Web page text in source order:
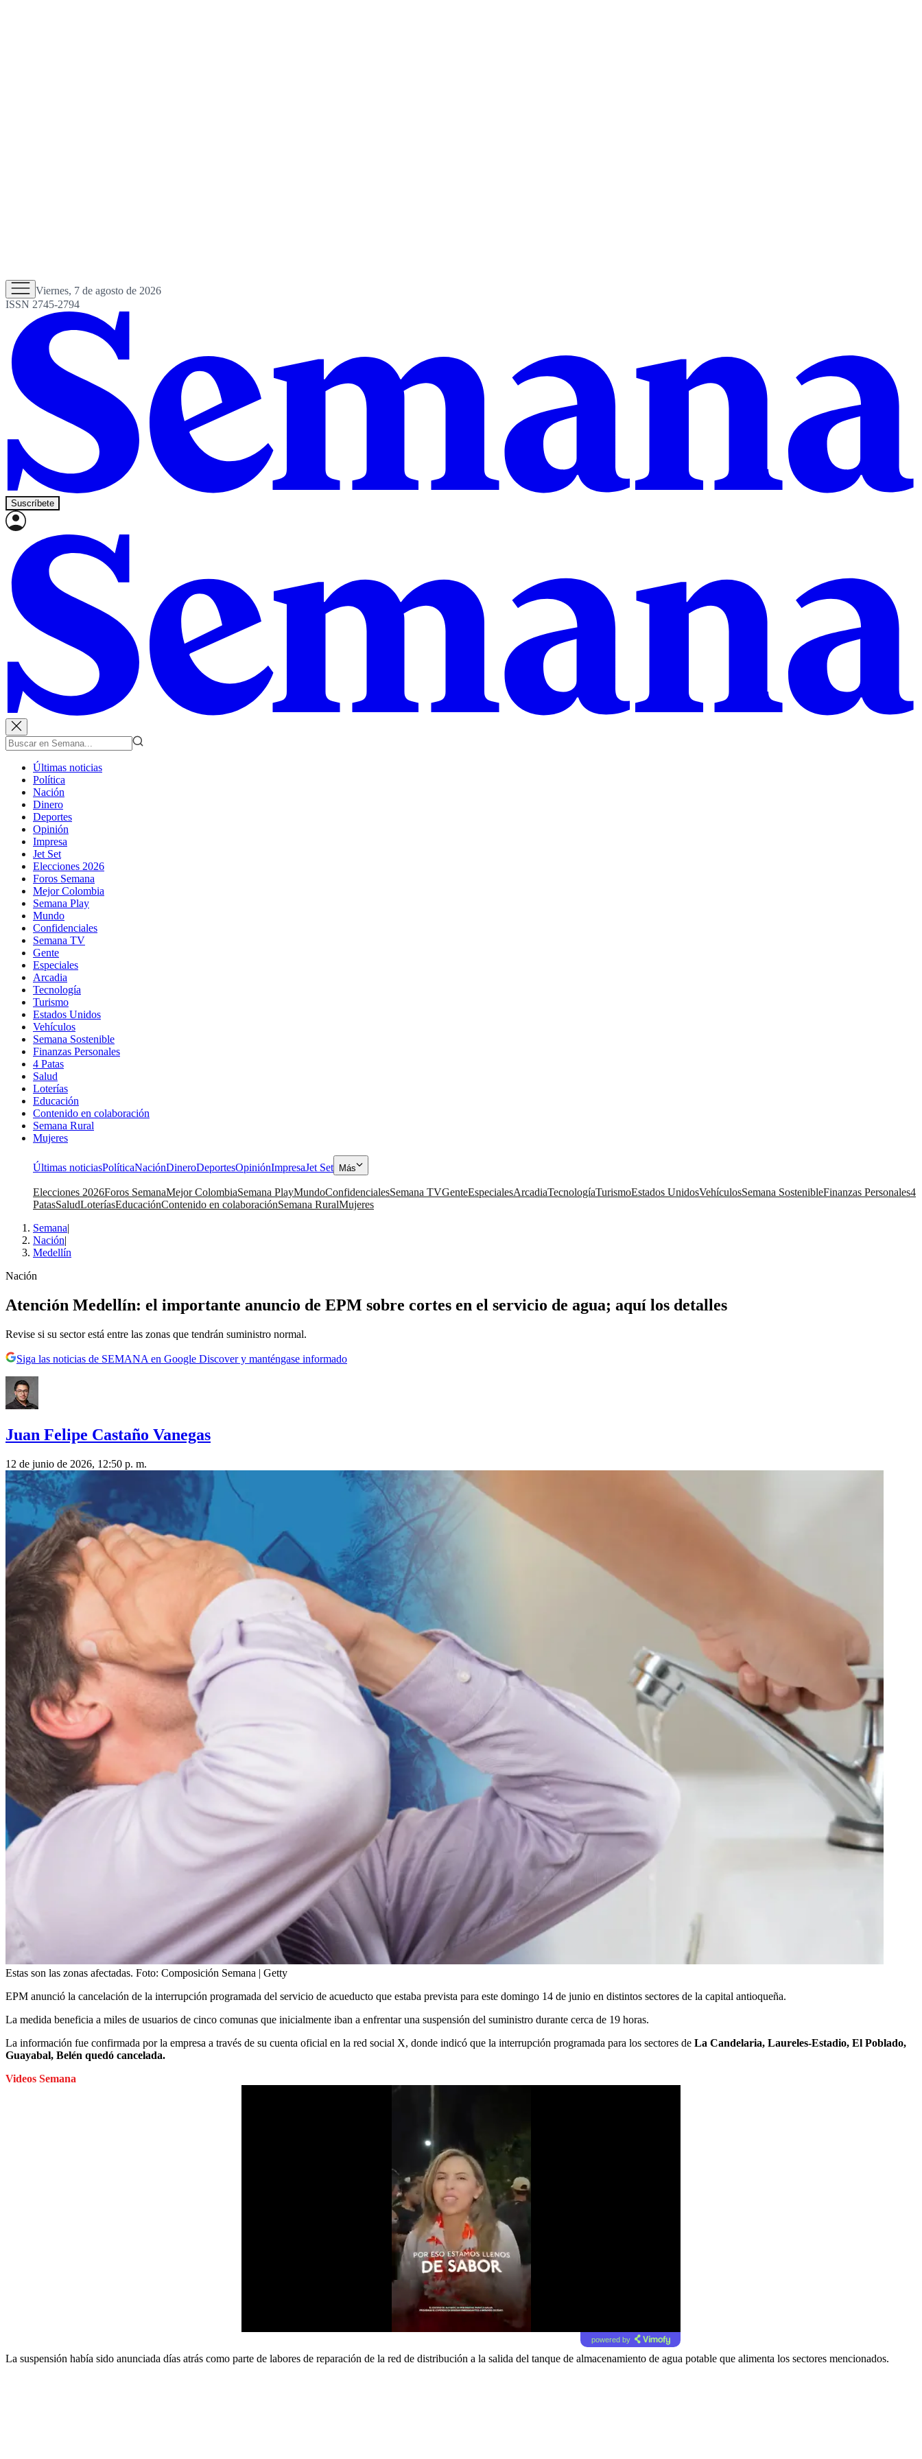
Viernes, 7 de agosto de 2026
ISSN 2745-2794
Suscríbete
Últimas noticias
Política
Nación
Dinero
Deportes
Opinión
Impresa
Jet Set
Elecciones 2026
Foros Semana
Mejor Colombia
Semana Play
Mundo
Confidenciales
Semana TV
Gente
Especiales
Arcadia
Tecnología
Turismo
Estados Unidos
Vehículos
Semana Sostenible
Finanzas Personales
4 Patas
Salud
Loterías
Educación
Contenido en colaboración
Semana Rural
Mujeres
Últimas noticiasPolíticaNaciónDineroDeportesOpiniónImpresaJet Set Más
Elecciones 2026Foros SemanaMejor ColombiaSemana PlayMundoConfidencialesSemana TVGenteEspecialesArcadiaTecnologíaTurismoEstados UnidosVehículosSemana SostenibleFinanzas Personales4
PatasSaludLoteríasEducaciónContenido en colaboraciónSemana RuralMujeres
Semana|
Nación|
Medellín
Nación
Atención Medellín: el importante anuncio de EPM sobre cortes en el servicio de agua; aquí los detalles
Revise si su sector está entre las zonas que tendrán suministro normal.
Siga las noticias de SEMANA en Google Discover y manténgase informado
Juan Felipe Castaño Vanegas
12 de junio de 2026, 12:50 p. m.
Estas son las zonas afectadas. Foto: Composición Semana | Getty
EPM anunció la cancelación de la interrupción programada del servicio de acueducto que estaba prevista para este domingo 14 de junio en distintos sectores de la capital antioqueña.
La medida beneficia a miles de usuarios de cinco comunas que inicialmente iban a enfrentar una suspensión del suministro durante cerca de 19 horas.
La información fue confirmada por la empresa a través de su cuenta oficial en la red social X, donde indicó que la interrupción programada para los sectores de La Candelaria, Laureles-Estadio, El Poblado,
Guayabal, Belén quedó cancelada.
Videos Semana
powered by
La suspensión había sido anunciada días atrás como parte de labores de reparación de la red de distribución a la salida del tanque de almacenamiento de agua potable que alimenta los sectores mencionados.